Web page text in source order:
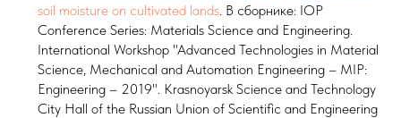
soil moisture on cultivated lands . В сборнике: IOP
Conference Series: Materials Science and Engineering.
International Workshop "Advanced Technologies in Material
Science, Mechanical and Automation Engineering – MIP:
Engineering – 2019". Krasnoyarsk Science and Technology
City Hall of the Russian Union of Scientific and Engineering